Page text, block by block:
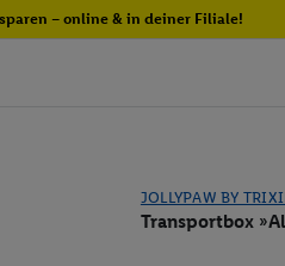
– online & in deiner Filiale!
JOLLYPAW BY
Transportbox